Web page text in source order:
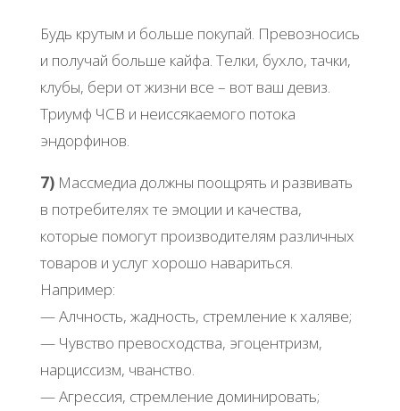
Будь крутым и больше покупай. Превозносись
и получай больше кайфа. Телки, бухло, тачки,
клубы, бери от жизни все – вот ваш девиз.
Триумф ЧСВ и неиссякаемого потока
эндорфинов.
7)Массмедиа должны поощрять и развивать
в потребителях те эмоции и качества,
которые помогут производителям различных
товаров и услуг хорошо навариться.
Например:
— Алчность, жадность, стремление к халяве;
— Чувство превосходства, эгоцентризм,
нарциссизм, чванство.
— Агрессия, стремление доминировать;